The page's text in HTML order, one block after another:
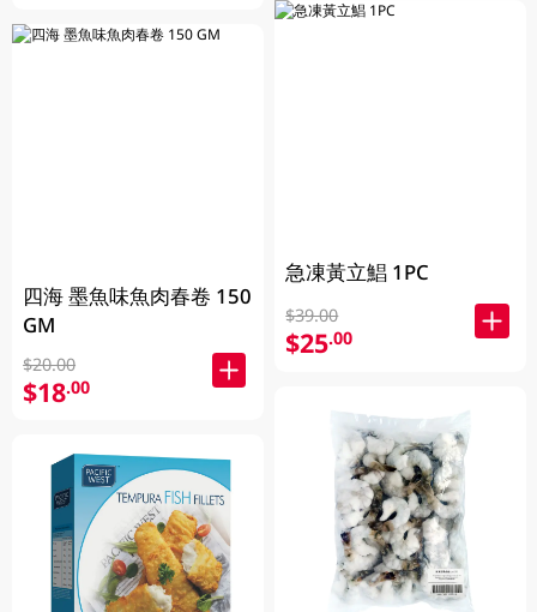
四海 墨魚味魚肉春卷 150
GM
$20.00
$18.00
急凍黃立鯧 1PC
$39.00
$25.00